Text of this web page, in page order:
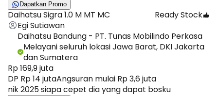
Dapatkan Promo
Daihatsu Sigra 1.0 M MT MC
Ready Stock
Egi Sutiawan
Daihatsu Bandung - PT. Tunas Mobilindo Perkasa
Melayani seluruh lokasi Jawa Barat, DKI Jakarta
dan Sumatera
Rp 169,9 juta
DP Rp 14 jutaAngsuran mulai Rp 3,6 juta
nik 2025 siapa cepet dia yang dapat bosku